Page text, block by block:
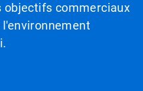
objectifs commerciaux